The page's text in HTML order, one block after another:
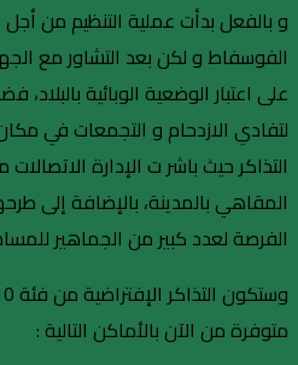
و بالفعل بدأت عملية التنظيم من
الفوسفاط و لكن بعد التشاور مع
على اعتبار الوضعية الوبائية
لتفادي الازدحام و التجمعات في
التذاكر حيث باشر ت الإدارة
المقاهي بالمدينة، بالإضافة إلى
الفرصة لعدد كبير من الجماهير
متوفرة من الآن بالأماكن التالية :